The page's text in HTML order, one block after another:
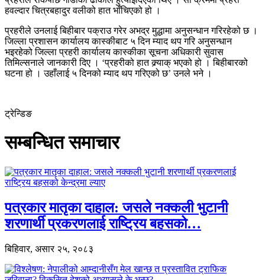
हवल्दार चित्रबहादुर वलीको हात भाँचिएको हो ।
प्रहरीले उनलाई बिहीबार पक्राउ गरेर अभद्र मुद्धामा अनुसन्धान गरिरहेको छ ।
जिल्ला प्रशासन कार्यालय कास्कीबाट ५ दिन म्याद थप गरि अनुसन्धान
भइरहेको जिल्ला प्रहरी कार्यालय कास्कीका सूचना अधिकारी सुवास
तिमिल्सनाले जानकारी दिए । ‘प्रहरीको हात क्र्याक् भएको हो । बिहीबारको
घटना हो । उहाँलाई ५ दिनको म्याद थप गरिएको छ’ उनले भने ।
ट्रेन्डिङ
सम्बन्धित समाचार
पत्रकार मातृका दाहाल: जसले नक्कली भुटानी
शरणार्थी प्रकरणलाई राष्ट्रिय बहसको…
बिहिवार, असार २५, २०८३